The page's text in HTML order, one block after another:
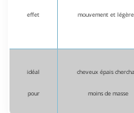
effet mouvement et
idéal
pour
cheveux épais
moins de masse